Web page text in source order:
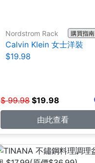
Nordstrom Rack 購買指南
Calvin Klein 女士洋裝
$19.98
$ 99.98 $19.98
由此查看